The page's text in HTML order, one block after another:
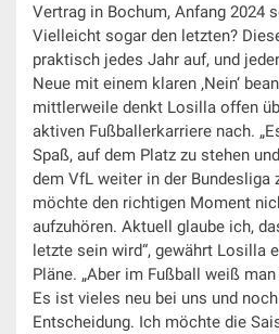
Vertrag in Bochum, Anfang 2024
Vielleicht sogar den letzten?
praktisch jedes Jahr auf, und
Neue mit einem klaren ‚Nein‘
mittlerweile denkt Losilla offen
aktiven Fußballerkarriere nach.
Spaß, auf dem Platz zu stehen
dem VfL weiter in der Bundesliga
möchte den richtigen Moment
aufzuhören. Aktuell glaube ich,
letzte sein wird“, gewährt Losilla
Pläne. „Aber im Fußball weiß
Es ist vieles neu bei uns und
Entscheidung. Ich möchte die